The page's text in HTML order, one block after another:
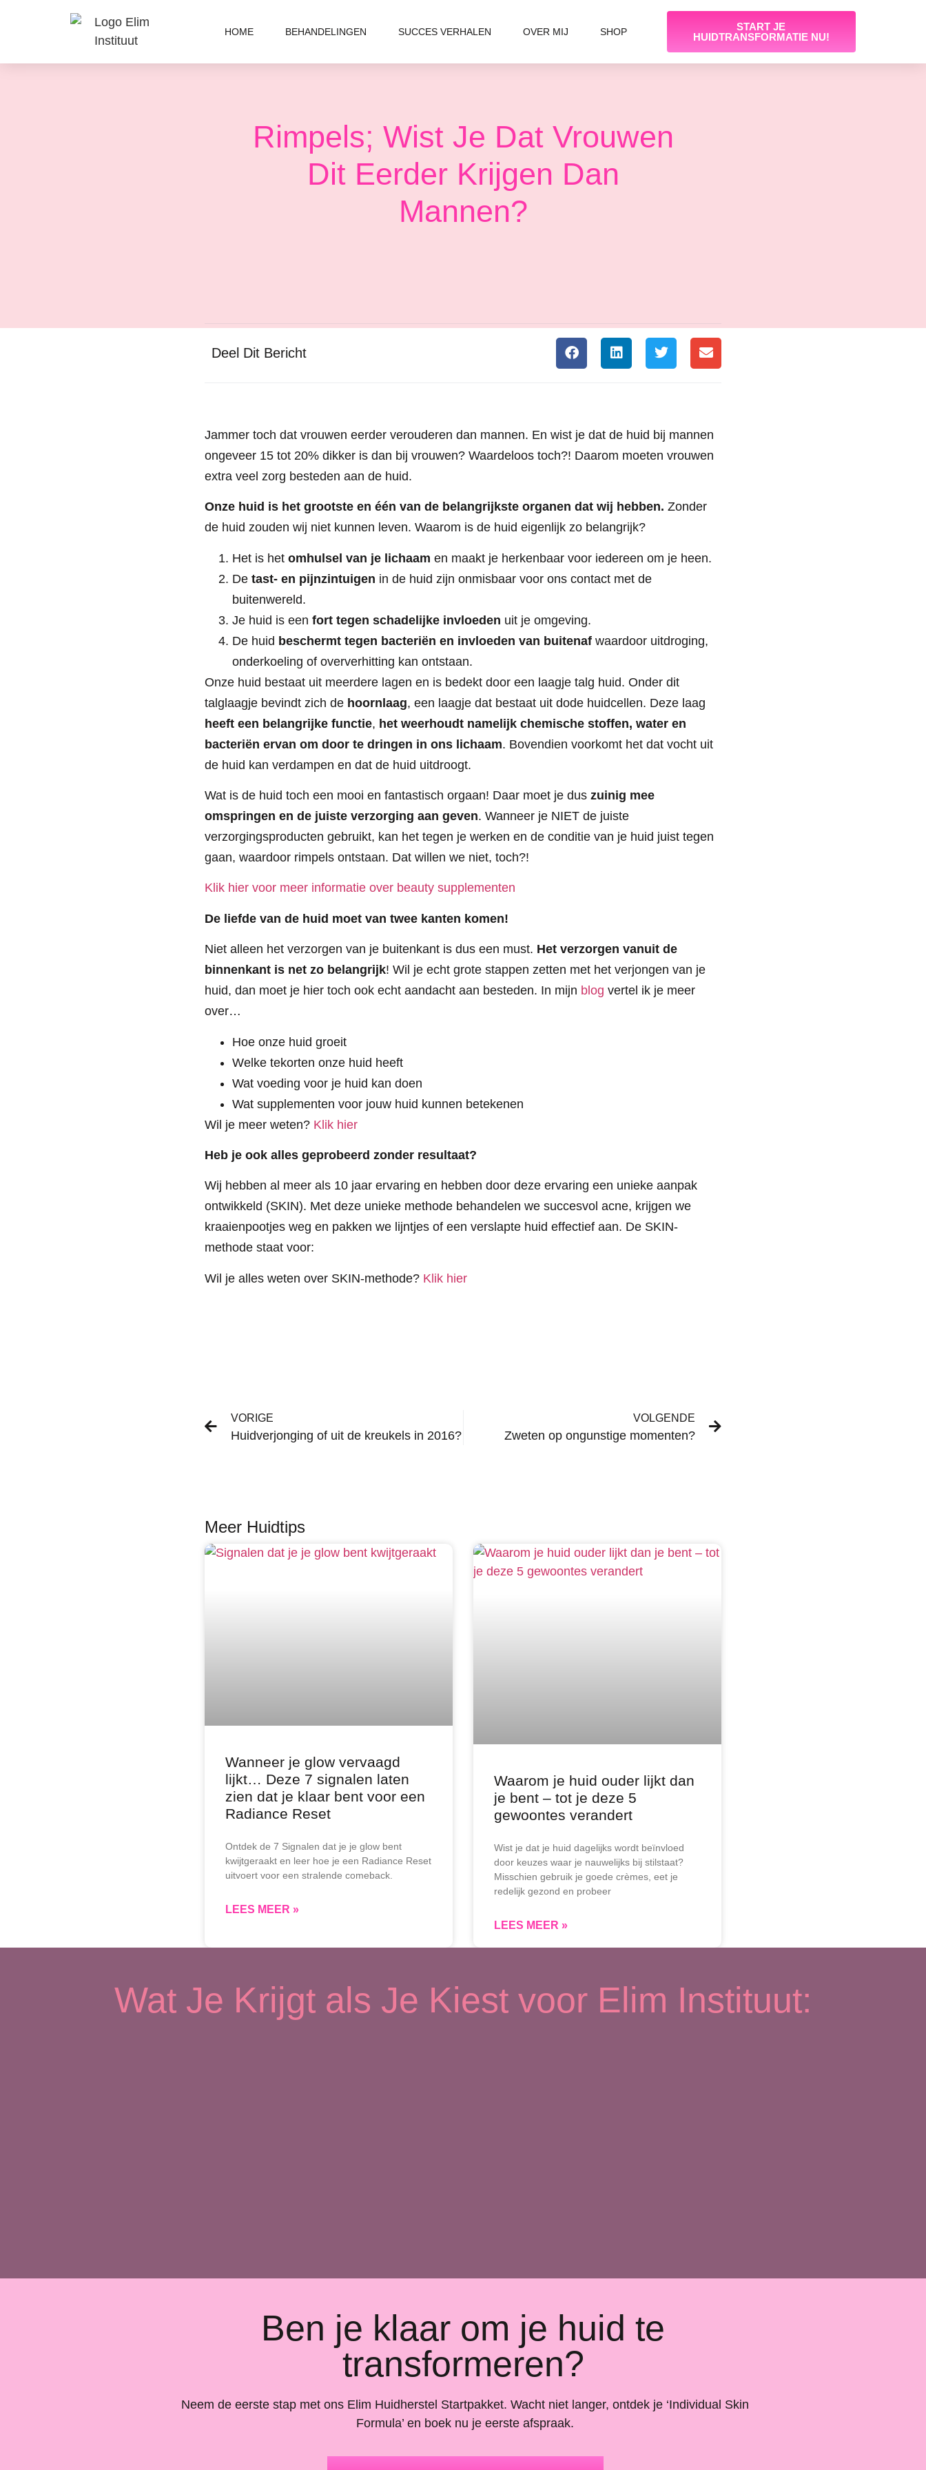
HOME BEHANDELINGEN SUCCES VERHALEN OVER MIJ SHOP
START JE
HUIDTRANSFORMATIE NU!
Rimpels; Wist Je Dat Vrouwen
Dit Eerder Krijgen Dan
Mannen?
Deel Dit Bericht
Jammer toch dat vrouwen eerder verouderen dan mannen. En wist je dat de huid bij mannen
ongeveer 15 tot 20% dikker is dan bij vrouwen? Waardeloos toch?! Daarom moeten vrouwen
extra veel zorg besteden aan de huid.
Onze huid is het grootste en één van de belangrijkste organen dat wij hebben. Zonder
de huid zouden wij niet kunnen leven. Waarom is de huid eigenlijk zo belangrijk?
Het is het omhulsel van je lichaam en maakt je herkenbaar voor iedereen om je heen.
De tast- en pijnzintuigen in de huid zijn onmisbaar voor ons contact met de
buitenwereld.
Je huid is een fort tegen schadelijke invloeden uit je omgeving.
De huid beschermt tegen bacteriën en invloeden van buitenaf waardoor uitdroging,
onderkoeling of oververhitting kan ontstaan.
Onze huid bestaat uit meerdere lagen en is bedekt door een laagje talg huid. Onder dit
talglaagje bevindt zich de hoornlaag, een laagje dat bestaat uit dode huidcellen. Deze laag
heeft een belangrijke functie, het weerhoudt namelijk chemische stoffen, water en
bacteriën ervan om door te dringen in ons lichaam. Bovendien voorkomt het dat vocht uit
de huid kan verdampen en dat de huid uitdroogt.
Wat is de huid toch een mooi en fantastisch orgaan! Daar moet je dus zuinig mee
omspringen en de juiste verzorging aan geven. Wanneer je NIET de juiste
verzorgingsproducten gebruikt, kan het tegen je werken en de conditie van je huid juist tegen
gaan, waardoor rimpels ontstaan. Dat willen we niet, toch?!
Klik hier voor meer informatie over beauty supplementen
De liefde van de huid moet van twee kanten komen!
Niet alleen het verzorgen van je buitenkant is dus een must. Het verzorgen vanuit de
binnenkant is net zo belangrijk! Wil je echt grote stappen zetten met het verjongen van je
huid, dan moet je hier toch ook echt aandacht aan besteden. In mijn blog vertel ik je meer
over…
Hoe onze huid groeit
Welke tekorten onze huid heeft
Wat voeding voor je huid kan doen
Wat supplementen voor jouw huid kunnen betekenen
Wil je meer weten? Klik hier
Heb je ook alles geprobeerd zonder resultaat?
Wij hebben al meer als 10 jaar ervaring en hebben door deze ervaring een unieke aanpak
ontwikkeld (SKIN). Met deze unieke methode behandelen we succesvol acne, krijgen we
kraaienpootjes weg en pakken we lijntjes of een verslapte huid effectief aan. De SKIN-
methode staat voor:
Wil je alles weten over SKIN-methode? Klik hier
VORIGE
Huidverjonging of uit de kreukels in 2016?
VOLGENDE
Zweten op ongunstige momenten?
Meer Huidtips
Wanneer je glow vervaagd
lijkt… Deze 7 signalen laten
zien dat je klaar bent voor een
Radiance Reset
Ontdek de 7 Signalen dat je je glow bent
kwijtgeraakt en leer hoe je een Radiance Reset
uitvoert voor een stralende comeback.
LEES MEER »
Waarom je huid ouder lijkt dan
je bent – tot je deze 5
gewoontes verandert
Wist je dat je huid dagelijks wordt beïnvloed
door keuzes waar je nauwelijks bij stilstaat?
Misschien gebruik je goede crèmes, eet je
redelijk gezond en probeer
LEES MEER »
Wat Je Krijgt als Je Kiest voor Elim Instituut:
Ben je klaar om je huid te
transformeren?
Neem de eerste stap met ons Elim Huidherstel Startpakket. Wacht niet langer, ontdek je ‘Individual Skin
Formula’ en boek nu je eerste afspraak.